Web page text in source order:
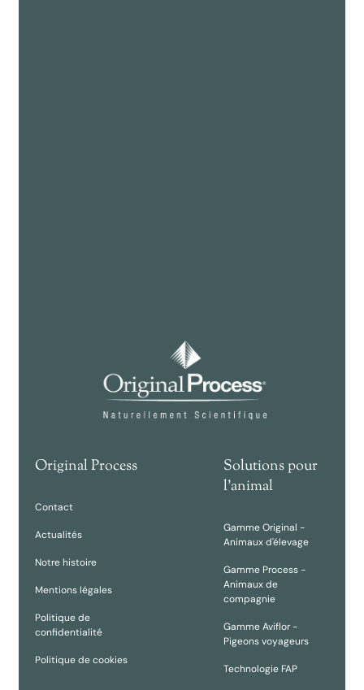
Original Process
Contact
Actualités
Notre histoire
Mentions légales
Politique de
confidentialité
Politique de cookies
Solutions pour
l'animal
Gamme Original -
Animaux d'élevage
Gamme Process -
Animaux de
compagnie
Gamme Aviflor -
Pigeons voyageurs
Technologie FAP